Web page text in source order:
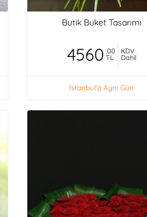
Butik Buket Tasarımı
4560 ,00
TL
KDV
Dahil
İstanbul'a Aynı Gün